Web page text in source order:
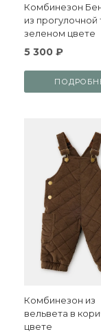
Комбинезон
из прогулочной
зеленом цвете
5 300 ₽
Комбинезон из
вельвета в
цвете